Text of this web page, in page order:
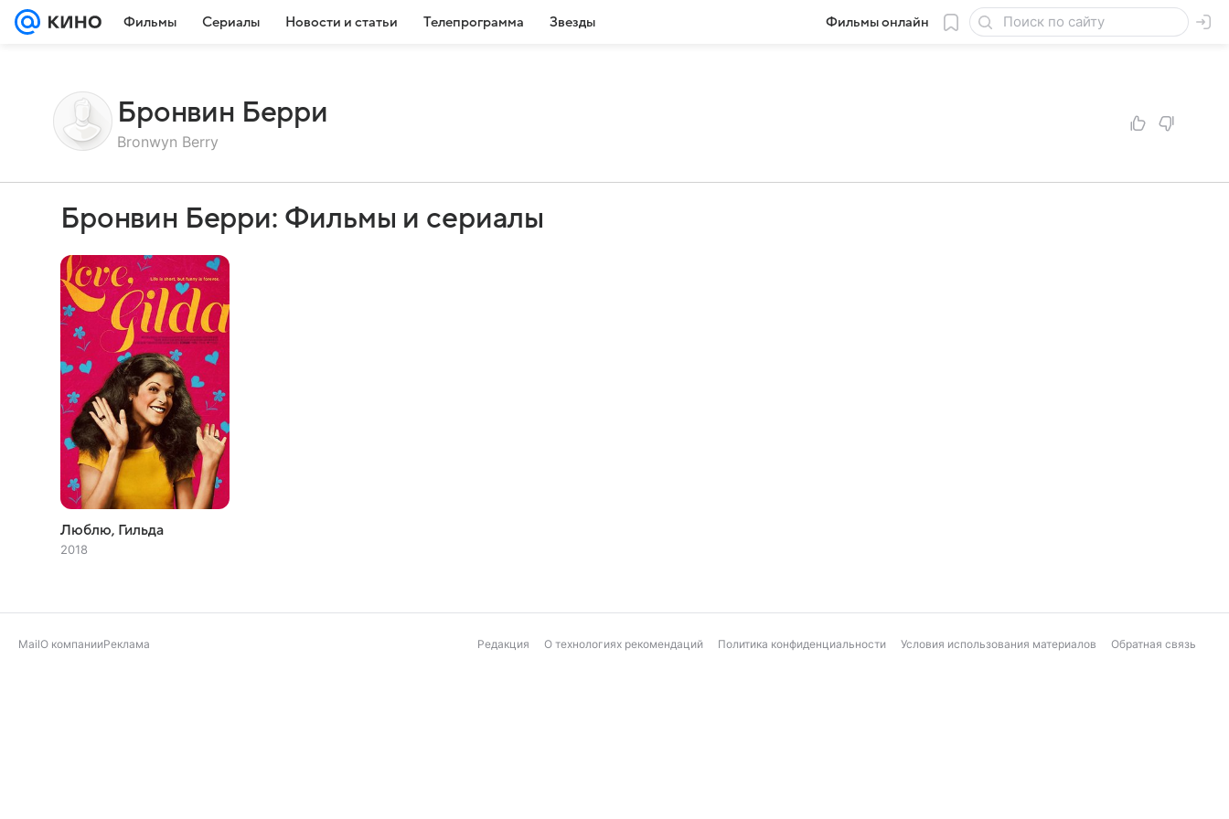
Фильмы Сериалы Новости и статьи Телепрограмма Звезды Фильмы онлайн
Бронвин Берри
Bronwyn Berry
Бронвин Берри: Фильмы и сериалы
Люблю, Гильда
2018
MailО компанииРеклама Редакция О технологиях рекомендаций Политика конфиденциальности Условия использования материалов Обратная связь